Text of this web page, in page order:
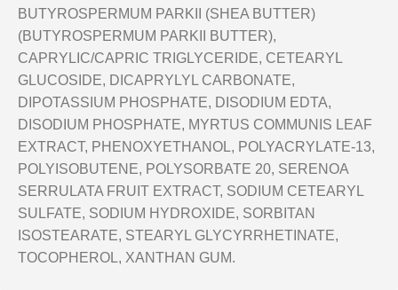
BUTYROSPERMUM PARKII (SHEA BUTTER)
(BUTYROSPERMUM PARKII BUTTER),
CAPRYLIC/CAPRIC TRIGLYCERIDE, CETEARYL
GLUCOSIDE, DICAPRYLYL CARBONATE,
DIPOTASSIUM PHOSPHATE, DISODIUM EDTA,
DISODIUM PHOSPHATE, MYRTUS COMMUNIS LEAF
EXTRACT, PHENOXYETHANOL, POLYACRYLATE-13,
POLYISOBUTENE, POLYSORBATE 20, SERENOA
SERRULATA FRUIT EXTRACT, SODIUM CETEARYL
SULFATE, SODIUM HYDROXIDE, SORBITAN
ISOSTEARATE, STEARYL GLYCYRRHETINATE,
TOCOPHEROL, XANTHAN GUM.